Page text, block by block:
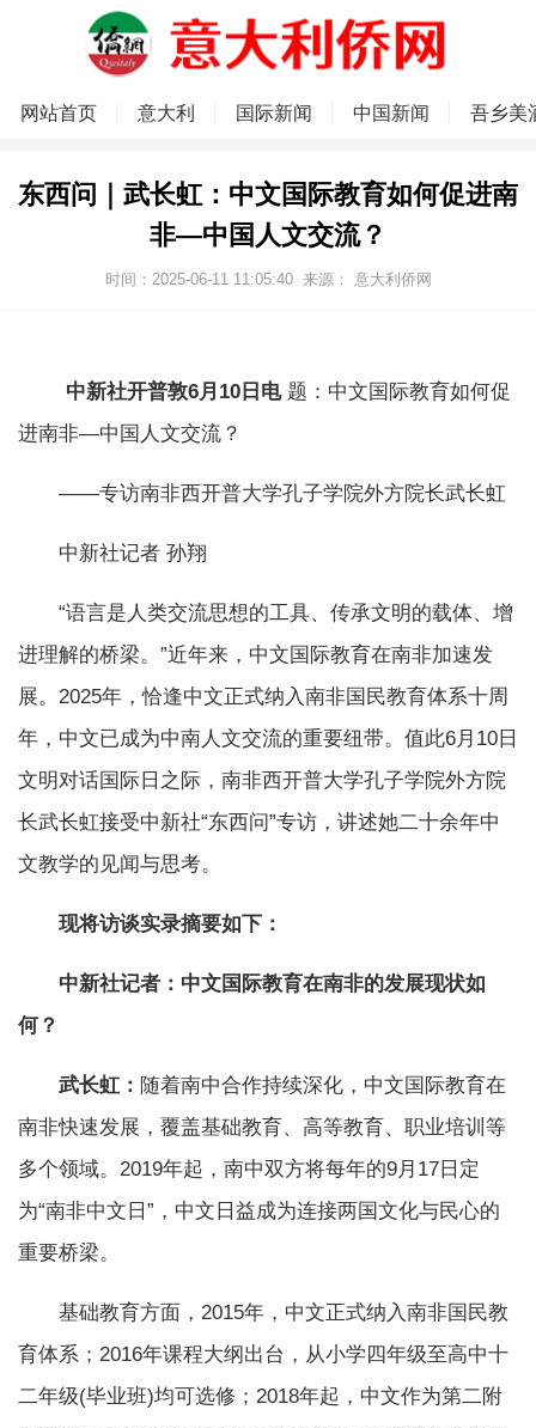
网站首页 意大利 国际新闻 中国新闻 吾乡美
东西问｜武长虹：中文国际教育如何促进南
非—中国人文交流？
时间：2025-06-11 11:05:40 来源： 意大利侨网
中新社开普敦6月10日电 题：中文国际教育如何促
进南非—中国人文交流？
——专访南非西开普大学孔子学院外方院长武长虹
中新社记者 孙翔
“语言是人类交流思想的工具、传承文明的载体、增
进理解的桥梁。”近年来，中文国际教育在南非加速发
展。2025年，恰逢中文正式纳入南非国民教育体系十周
年，中文已成为中南人文交流的重要纽带。值此6月10日
文明对话国际日之际，南非西开普大学孔子学院外方院
长武长虹接受中新社“东西问”专访，讲述她二十余年中
文教学的见闻与思考。
现将访谈实录摘要如下：
中新社记者：中文国际教育在南非的发展现状如
何？
武长虹： 随着南中合作持续深化，中文国际教育在
南非快速发展，覆盖基础教育、高等教育、职业培训等
多个领域。2019年起，南中双方将每年的9月17日定
为“南非中文日”，中文日益成为连接两国文化与民心的
重要桥梁。
基础教育方面，2015年，中文正式纳入南非国民教
育体系；2016年课程大纲出台，从小学四年级至高中十
二年级(毕业班)均可选修；2018年起，中文作为第二附